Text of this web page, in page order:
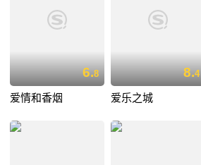
6.8
爱情和香烟
8.4
爱乐之城